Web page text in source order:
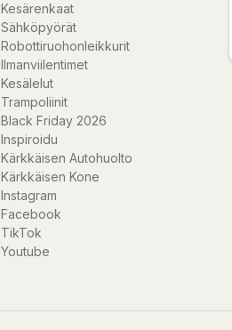
Kesärenkaat
Sähköpyörät
Robottiruohonleikkurit
Ilmanviilentimet
Kesälelut
Trampoliinit
Black Friday 2026
Inspiroidu
Kärkkäisen Autohuolto
Kärkkäisen Kone
Instagram
Facebook
TikTok
Youtube